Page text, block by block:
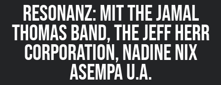
RESONANZ: MIT THE JAMAL
THOMAS BAND, THE JEFF HERR
CORPORATION, NADINE NIX
ASEMPA U.A.